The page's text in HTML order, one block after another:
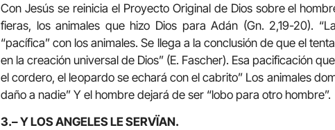
Con Jesús se reinicia el Proyecto Original de Dios sobre el
fieras, los animales que hizo Dios para Adán (Gn. 2,19-20).
“pacífica” con los animales. Se llega a la conclusión de que el
en la creación universal de Dios” (E. Fascher). Esa pacificación
el cordero, el leopardo se echará con el cabrito” Los animales
daño a nadie” Y el hombre dejará de ser “lobo para otro hombre”.
3.– Y LOS ANGELES LE SERVÏAN.